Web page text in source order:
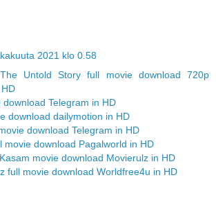
2021 klo 0.58
Untold Story full movie download 720p
download Telegram in HD
download dailymotion in HD
download Telegram in HD
movie download Pagalworld in HD
movie download Movierulz in HD
full movie download Worldfree4u in HD